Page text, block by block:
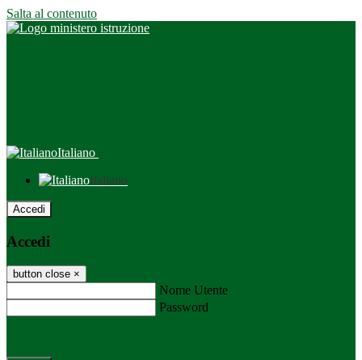
Salta al contenuto
Italiano
Italiano
Accedi
Accedi
button close ×
Nome Utente
Password